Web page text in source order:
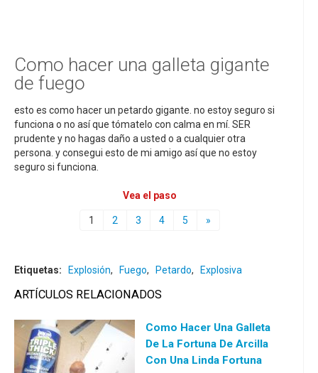
Como hacer una galleta gigante
de fuego
esto es como hacer un petardo gigante. no estoy seguro si
funciona o no así que tómatelo con calma en mí. SER
prudente y no hagas daño a usted o a cualquier otra
persona. y consegui esto de mi amigo así que no estoy
seguro si funciona.
Vea el paso
1 2 3 4 5 »
Etiquetas: Explosión, Fuego, Petardo, Explosiva
ARTÍCULOS RELACIONADOS
Como Hacer Una Galleta
De La Fortuna De Arcilla
Con Una Linda Fortuna